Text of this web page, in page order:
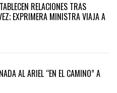
RELACIONES TRAS
EXPRIMERA MINISTRA VIAJA A
AL ARIEL “EN EL CAMINO” A